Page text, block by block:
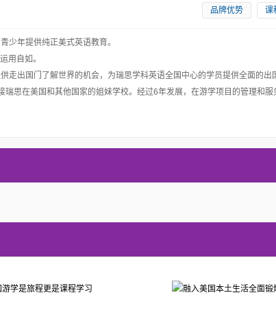
品牌优势 课
少年提供纯正美式英语教育。
用自如。
出国门了解世界的机会，为瑞思学科英语全国中心的学员提供全面的出
思在美国和其他国家的姐妹学校。经过6年发展，在游学项目的管理和服